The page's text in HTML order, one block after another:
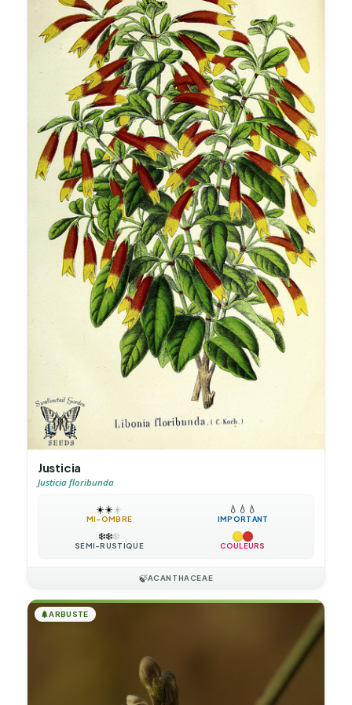
Justicia
Justicia floribunda
☀️☀️☀️
MI-OMBRE
💧 💧 💧
IMPORTANT
❄️❄️❄️
SEMI-RUSTIQUE COULEURS
🍃ACANTHACEAE
🌲ARBUSTE